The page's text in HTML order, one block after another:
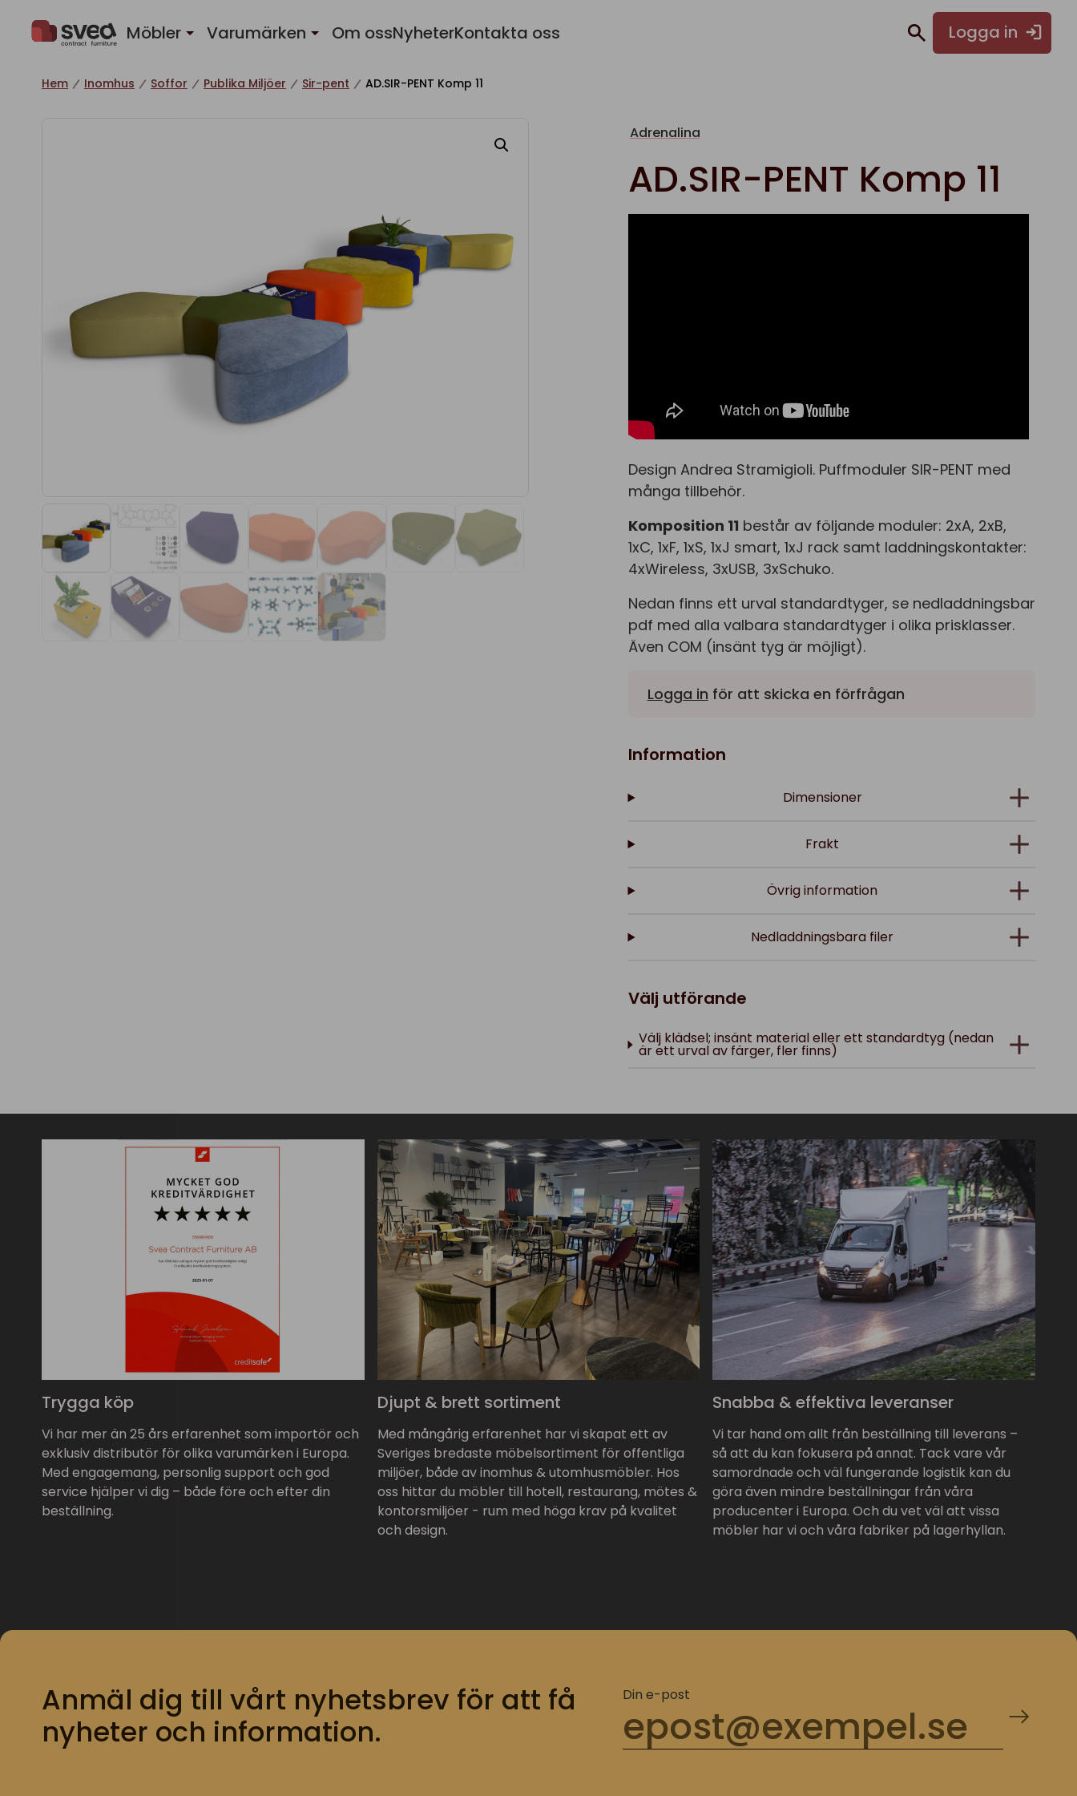
Möbler Varumärken Om ossNyheterKontakta oss Logga in
Hem Inomhus Soffor Publika Miljöer Sir-pent AD.SIR-PENT Komp 11
Adrenalina
AD.SIR-PENT Komp 11
Design Andrea Stramigioli. Puffmoduler SIR-PENT med
många tillbehör.
Komposition 11 består av följande moduler: 2xA, 2xB,
1xC, 1xF, 1xS, 1xJ smart, 1xJ rack samt laddningskontakter:
4xWireless, 3xUSB, 3xSchuko.
Nedan finns ett urval standardtyger, se nedladdningsbar
pdf med alla valbara standardtyger i olika prisklasser.
Även COM (insänt tyg är möjligt).
Logga in för att skicka en förfrågan
Information
Dimensioner
Frakt
Övrig information
Nedladdningsbara filer
Välj utförande
Välj klädsel; insänt material eller ett standardtyg (nedan
är ett urval av färger, fler finns)
Trygga köp
Vi har mer än 25 års erfarenhet som importör och
exklusiv distributör för olika varumärken i Europa.
Med engagemang, personlig support och god
service hjälper vi dig – både före och efter din
beställning.
Djupt & brett sortiment
Med mångårig erfarenhet har vi skapat ett av
Sveriges bredaste möbelsortiment för offentliga
miljöer, både av inomhus & utomhusmöbler. Hos
oss hittar du möbler till hotell, restaurang, mötes &
kontorsmiljöer - rum med höga krav på kvalitet
och design.
Snabba & effektiva leveranser
Vi tar hand om allt från beställning till leverans –
så att du kan fokusera på annat. Tack vare vår
samordnade och väl fungerande logistik kan du
göra även mindre beställningar från våra
producenter i Europa. Och du vet väl att vissa
möbler har vi och våra fabriker på lagerhyllan.
Anmäl dig till vårt nyhetsbrev för att få
nyheter och information.
Din e-post